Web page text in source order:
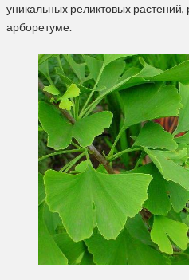
уникальных реликтовых
арборетуме.